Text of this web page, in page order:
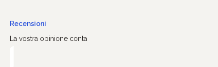
Recensioni
La vostra opinione conta